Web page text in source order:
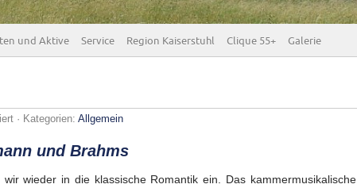
und Aktive Service Region Kaiserstuhl Clique 55+ Galerie
für
Quer
· Kategorien: Allgemein
und Brahms
wieder in die klassische Romantik ein. Das kammermusikalische